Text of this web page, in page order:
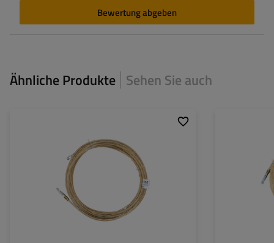
Bewertung abgeben
Ähnliche Produkte Sehen Sie auch
Stahl